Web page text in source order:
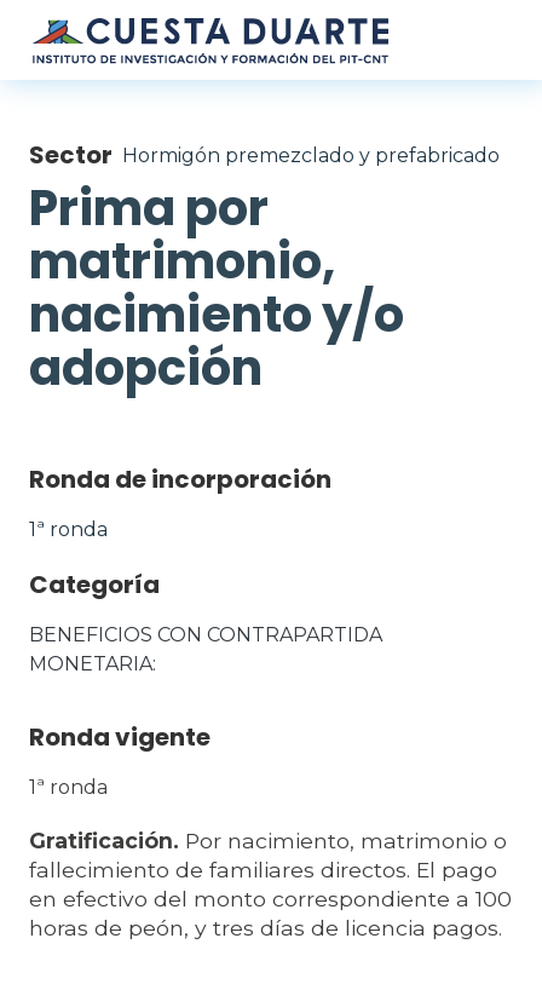
Pasar al contenido principal
Sector Hormigón premezclado y prefabricado
Prima por
matrimonio,
nacimiento y/o
adopción
Ronda de incorporación
1ª ronda
Categoría
BENEFICIOS CON CONTRAPARTIDA
MONETARIA
Ronda vigente
1ª ronda
Gratificación. Por nacimiento, matrimonio o
fallecimiento de familiares directos. El pago
en efectivo del monto correspondiente a 100
horas de peón, y tres días de licencia pagos.